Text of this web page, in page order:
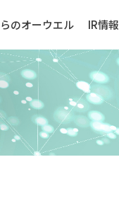
ー
のオーウエル IR情報